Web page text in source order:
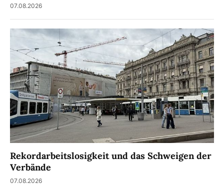
07.08.2026
Rekordarbeitslosigkeit und das Schweigen der
Verbände
07.08.2026